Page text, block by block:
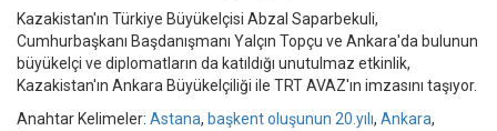
Kazakistan'ın Türkiye Büyükelçisi Abzal Saparbekuli,
Cumhurbaşkanı Başdanışmanı Yalçın Topçu ve Ankara'da bulunun
büyükelçi ve diplomatların da katıldığı unutulmaz etkinlik,
Kazakistan'ın Ankara Büyükelçiliği ile TRT AVAZ'ın imzasını taşıyor.
Anahtar Kelimeler: Astana, başkent oluşunun 20.yılı, Ankara,